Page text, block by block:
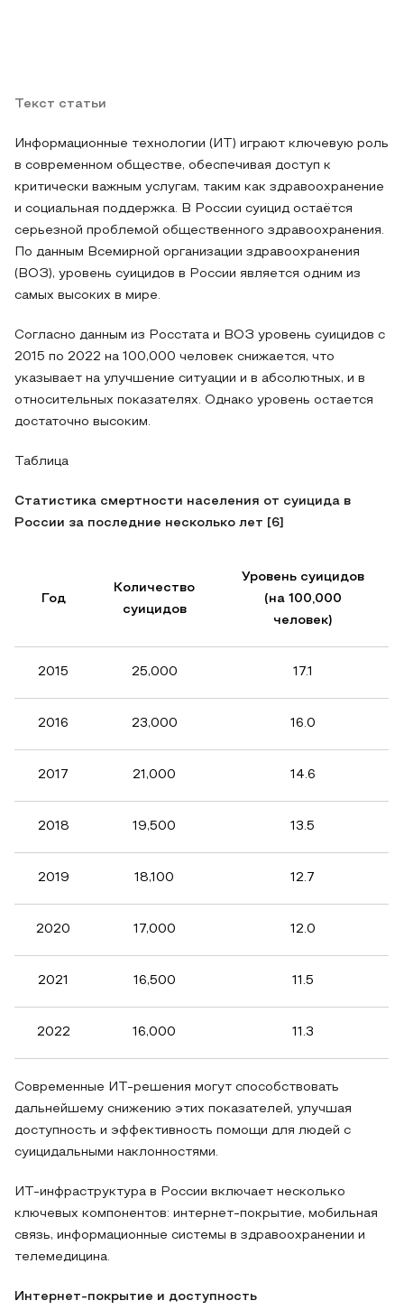
Текст статьи
Информационные технологии (ИТ) играют ключевую роль
в современном обществе, обеспечивая доступ к
критически важным услугам, таким как здравоохранение
и социальная поддержка. В России суицид остаётся
серьезной проблемой общественного здравоохранения.
По данным Всемирной организации здравоохранения
(ВОЗ), уровень суицидов в России является одним из
самых высоких в мире.
Согласно данным из Росстата и ВОЗ уровень суицидов с
2015 по 2022 на 100,000 человек снижается, что
указывает на улучшение ситуации и в абсолютных, и в
относительных показателях. Однако уровень остается
достаточно высоким.
Таблица
Статистика смертности населения от суицида в
России за последние несколько лет [6]
Год
Количество
суицидов
Уровень суицидов
(на 100,000
человек)
2015 25,000 17.1
2016 23,000 16.0
2017 21,000 14.6
2018 19,500 13.5
2019 18,100 12.7
2020 17,000 12.0
2021 16,500 11.5
2022 16,000 11.3
Современные ИТ-решения могут способствовать
дальнейшему снижению этих показателей, улучшая
доступность и эффективность помощи для людей с
суицидальными наклонностями.
ИТ-инфраструктура в России включает несколько
ключевых компонентов: интернет-покрытие, мобильная
связь, информационные системы в здравоохранении и
телемедицина.
Интернет-покрытие и доступность